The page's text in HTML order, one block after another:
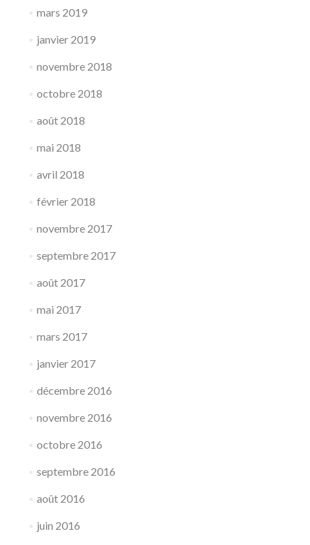
mars 2019
janvier 2019
novembre 2018
octobre 2018
août 2018
mai 2018
avril 2018
février 2018
novembre 2017
septembre 2017
août 2017
mai 2017
mars 2017
janvier 2017
décembre 2016
novembre 2016
octobre 2016
septembre 2016
août 2016
juin 2016